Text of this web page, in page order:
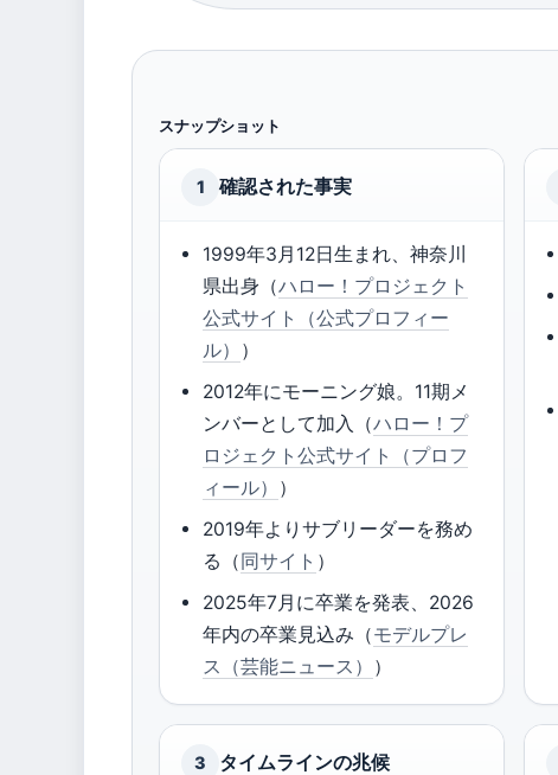
スナップショット
1 確認された事実
1999年3月12日生まれ、神奈川
県出身（ハロー！プロジェクト
公式サイト（公式プロフィー
ル） ）
2012年にモーニング娘。11期メ
ンバーとして加入（ハロー！プ
ロジェクト公式サイト（プロフ
ィール） ）
2019年よりサブリーダーを務め
る（同サイト ）
2025年7月に卒業を発表、2026
年内の卒業見込み（モデルプレ
ス（芸能ニュース） ）
3 タイムラインの兆候